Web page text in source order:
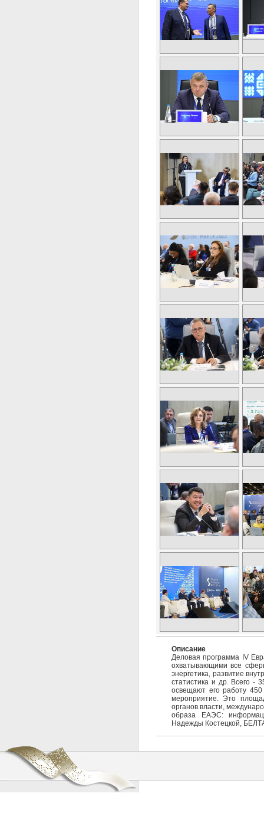
Описание
Деловая программа IV
охватывающими все
энергетика, развитие
статистика и др. Всего -
освещают его работу
мероприятие. Это
органов власти,
образа ЕАЭС:
Надежды Костецкой,